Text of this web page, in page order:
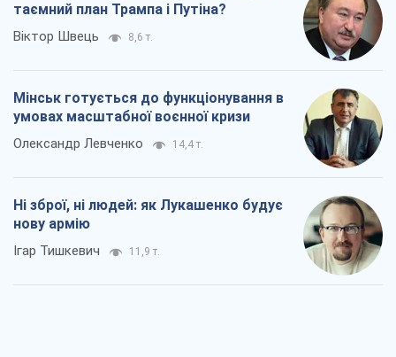
таємний план Трампа і Путіна?
Віктор Швець 8,6 т.
Мінськ готується до функціонування в
умовах масштабної воєнної кризи
Олександр Левченко 14,4 т.
Ні зброї, ні людей: як Лукашенко будує
нову армію
Ігар Тишкевич 11,9 т.